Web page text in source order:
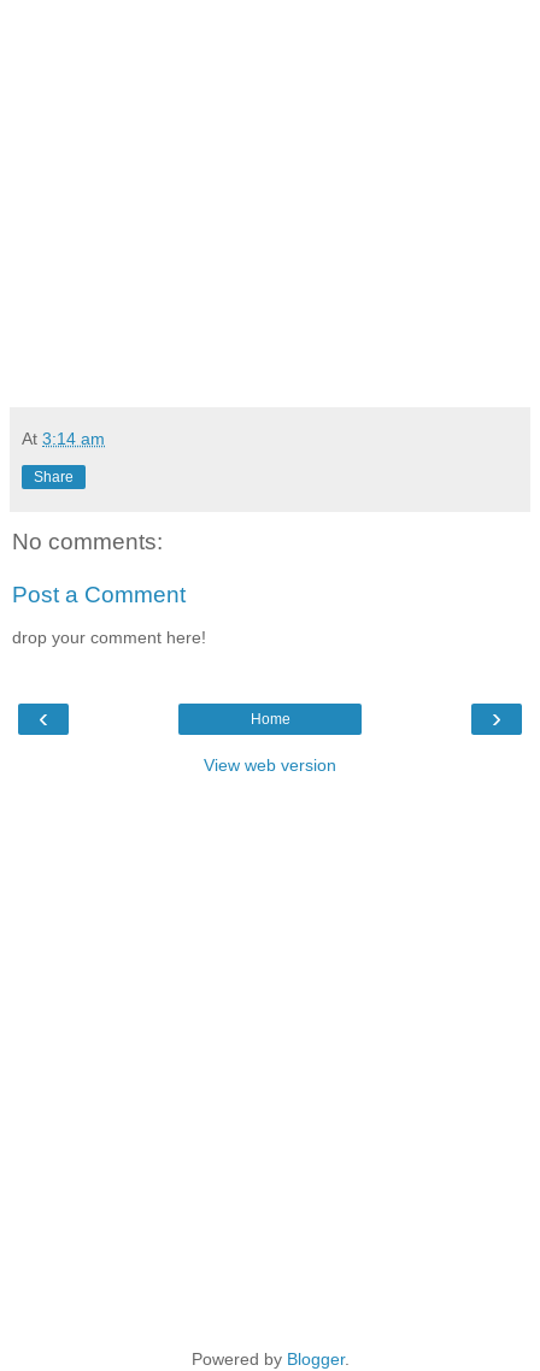
At 3:14 am
Share
No comments:
Post a Comment
drop your comment here!
‹ ›
Home
View web version
Powered by Blogger.